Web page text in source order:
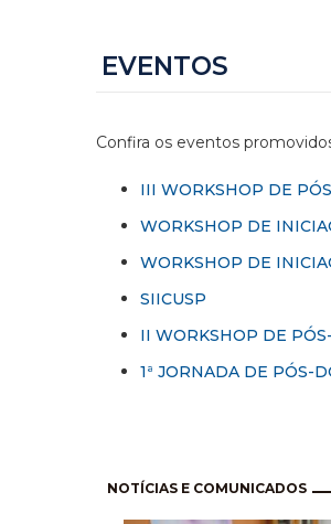
EVENTOS
Confira os eventos
III WORKSHOP DE
WORKSHOP DE
WORKSHOP DE
SIICUSP
II WORKSHOP DE
1ª JORNADA DE PÓS-
NOTÍCIAS E COMUNICADOS
Pagination